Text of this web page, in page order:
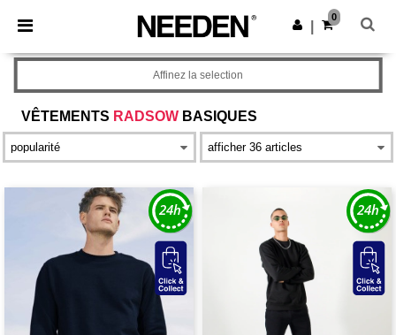
× Appli Needen
Meilleurs prix sur l’app !
Obtenir l'appli
0
VÊTEMENTS RADSOW BASIQUES
Affinez la selection